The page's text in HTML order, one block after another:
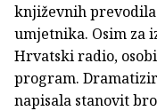
književnih
umjetnika. Osim za
Hrvatski radio,
program.
napisala stanovit